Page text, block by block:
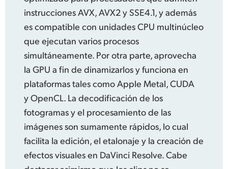
instrucciones AVX, AVX2 y SSE4.1, y además
es compatible con unidades CPU multinúcleo
que ejecutan varios procesos
simultáneamente. Por otra parte, aprovecha
la GPU a fin de dinamizarlos y funciona en
plataformas tales como Apple Metal, CUDA
y OpenCL. La decodificación de los
fotogramas y el procesamiento de las
imágenes son sumamente rápidos, lo cual
facilita la edición, el etalonaje y la creación de
efectos visuales en DaVinci Resolve. Cabe